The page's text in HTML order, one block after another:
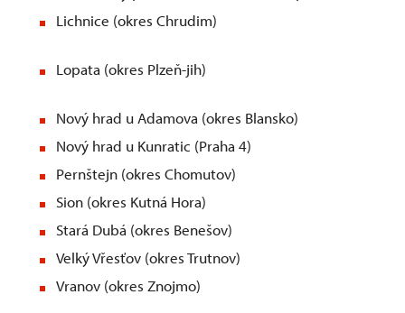
Lichnice (okres Chrudim)
Lopata (okres Plzeň-jih)
Nový hrad u Adamova (okres Blansko)
Nový hrad u Kunratic (Praha 4)
Pernštejn (okres Chomutov)
Sion (okres Kutná Hora)
Stará Dubá (okres Benešov)
Velký Vřesťov (okres Trutnov)
Vranov (okres Znojmo)